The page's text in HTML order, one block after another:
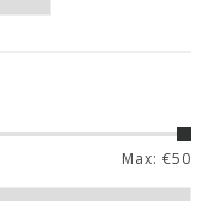
Max: €50